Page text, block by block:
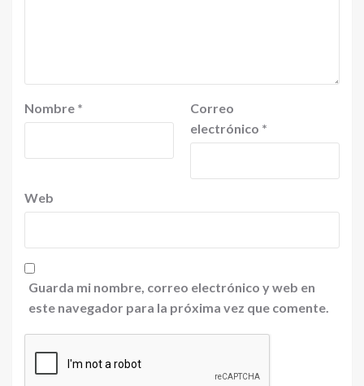
Nombre *
Correo
electrónico *
Web
Guarda mi nombre, correo electrónico y web en
este navegador para la próxima vez que comente.